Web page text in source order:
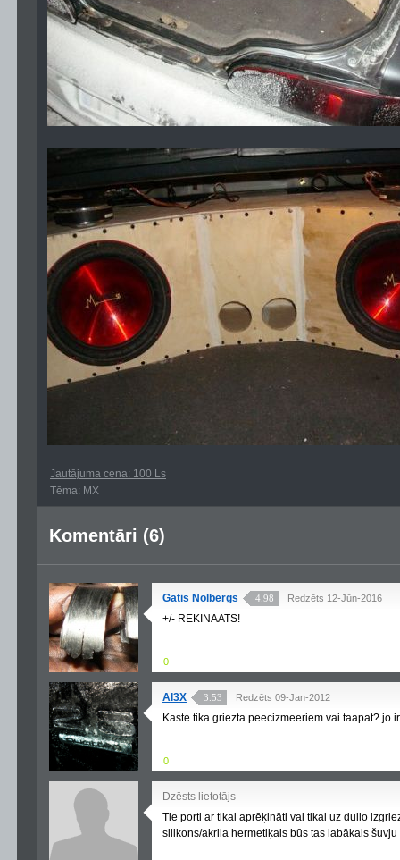
Jautājuma cena: 100 Ls
Tēma: MX
Komentāri (6)
Gatis Nolbergs 4.98 Redzēts 12-Jūn-2016
+/- REKINAATS!
0
Al3X 3.53 Redzēts 09-Jan-2012
Kaste tika griezta peecizmeeriem vai taapat? jo
0
Dzēsts lietotājs
Tie porti ar tikai aprēķināti vai tikai uz dullo
silikons/akrila hermetiķais būs tas labākais